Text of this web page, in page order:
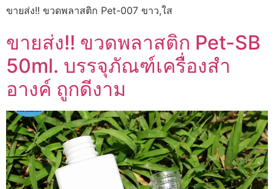
ขายส่ง!! ขวดพลาสติก Pet-007 ขาว,ใส
ขายส่ง!! ขวดพลาสติก Pet-SB
50ml. บรรจุภัณฑ์เครื่องสำ
อางค์ ถูกดีงาม